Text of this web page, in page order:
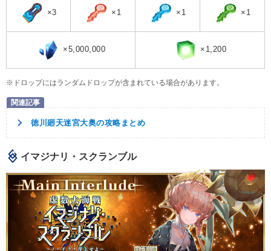
×3 ×1 ×1 ×1
×5,000,000 ×1,200
※ドロップにはランダムドロップが含まれている場合があります。
徳川廻天迷宮大奥の攻略まとめ
イマジナリ・スクランブル